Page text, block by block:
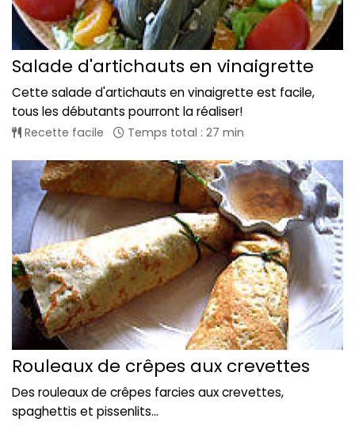
Salade d'artichauts en vinaigrette
Cette salade d'artichauts en vinaigrette est facile,
tous les débutants pourront la réaliser!
Recette facile Temps total : 27 min
Rouleaux de crêpes aux crevettes
Des rouleaux de crêpes farcies aux crevettes,
spaghettis et pissenlits...